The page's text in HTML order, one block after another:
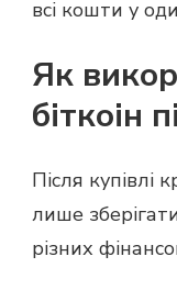
всі кошти у
Як
біткоін
Після купівлі
лише
різних